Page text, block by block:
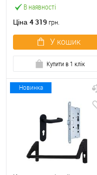
В наявності
Ціна 4 319 грн.
У кошик
Купити в 1 клік
Новинка